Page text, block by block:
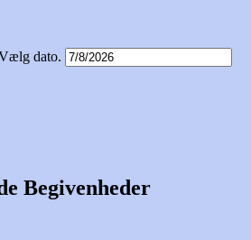
dato.
Begivenheder